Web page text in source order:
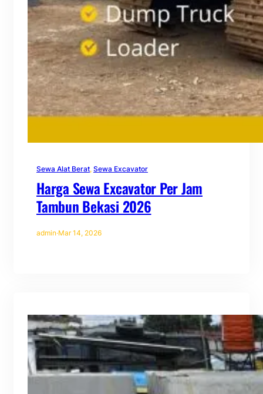
Sewa Alat Berat, Sewa Excavator
Harga Sewa Excavator Per Jam
Tambun Bekasi 2026
admin·Mar 14, 2026